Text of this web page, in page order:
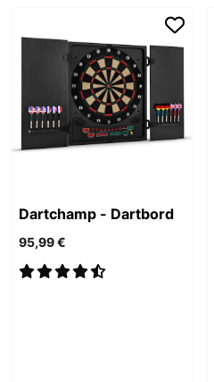
Dartchamp - Dartbord
95,99 €